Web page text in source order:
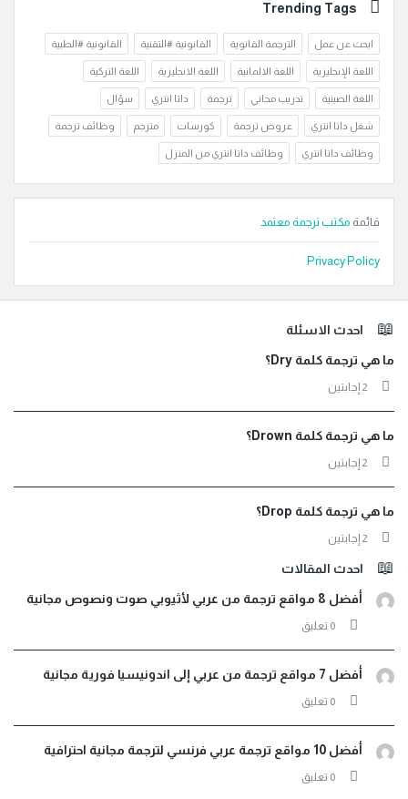
Trending Tags
ابحث عن عمل الترجمة القانوية القانونية #التقنية القانونية #الطبية
اللغة الإنجليزية اللغة الالمانية اللغة الانجليزية اللغة التركية
اللغة الصينية تدريب مجاني ترجمة داتا انتري سؤال
شغل داتا انتري عروض ترجمة كورسات مترجم وظائف ترجمة
وظائف داتا انتري وظائف داتا انتري من المنزل
قائمة مكتب ترجمة معتمد
Privacy Policy
الفوتراحدث الاسئلة
ما هي ترجمة كلمة Dry؟
‫2 إجابتين
ما هي ترجمة كلمة Drown؟
‫2 إجابتين
ما هي ترجمة كلمة Drop؟
‫2 إجابتين
احدث المقالات
أفضل 8 مواقع ترجمة من عربي لأثيوبي صوت ونصوص مجانية
‫0 تعليق
أفضل 7 مواقع ترجمة من عربي إلى اندونيسيا فورية مجانية
‫0 تعليق
أفضل 10 مواقع ترجمة عربي فرنسي لترجمة مجانية احترافية
‫0 تعليق